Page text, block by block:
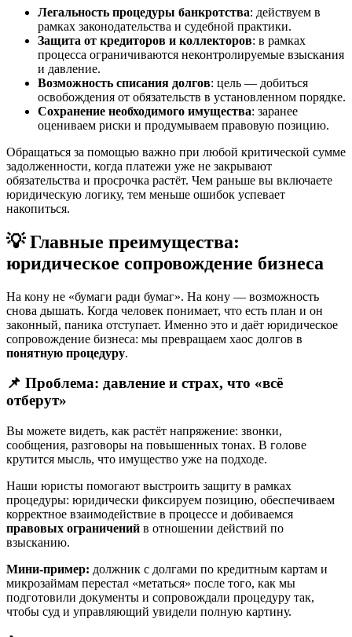
Легальность процедуры банкротства: действуем в
рамках законодательства и судебной практики.
Защита от кредиторов и коллекторов: в рамках
процесса ограничиваются неконтролируемые взыскания
и давление.
Возможность списания долгов: цель — добиться
освобождения от обязательств в установленном порядке.
Сохранение необходимого имущества: заранее
оцениваем риски и продумываем правовую позицию.
Обращаться за помощью важно при любой критической сумме
задолженности, когда платежи уже не закрывают
обязательства и просрочка растёт. Чем раньше вы включаете
юридическую логику, тем меньше ошибок успевает
накопиться.
💡 Главные преимущества:
юридическое сопровождение бизнеса
На кону не «бумаги ради бумаг». На кону — возможность
снова дышать. Когда человек понимает, что есть план и он
законный, паника отступает. Именно это и даёт юридическое
сопровождение бизнеса: мы превращаем хаос долгов в
понятную процедуру.
📌 Проблема: давление и страх, что «всё
отберут»
Вы можете видеть, как растёт напряжение: звонки,
сообщения, разговоры на повышенных тонах. В голове
крутится мысль, что имущество уже на подходе.
Наши юристы помогают выстроить защиту в рамках
процедуры: юридически фиксируем позицию, обеспечиваем
корректное взаимодействие в процессе и добиваемся
правовых ограничений в отношении действий по
взысканию.
Мини-пример: должник с долгами по кредитным картам и
микрозаймам перестал «метаться» после того, как мы
подготовили документы и сопровождали процедуру так,
чтобы суд и управляющий увидели полную картину.